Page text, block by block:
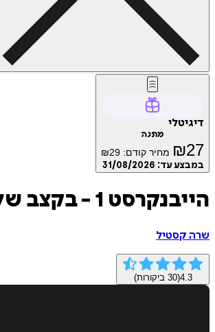
דיגיטלי
מתנה
₪27 מחיר קודם: ₪29
במבצע עד: 31/08/2026
הייבנקרסט 1 - בקצב שלנו
שרה קסטיל
4.3
(
30 ביקורות)